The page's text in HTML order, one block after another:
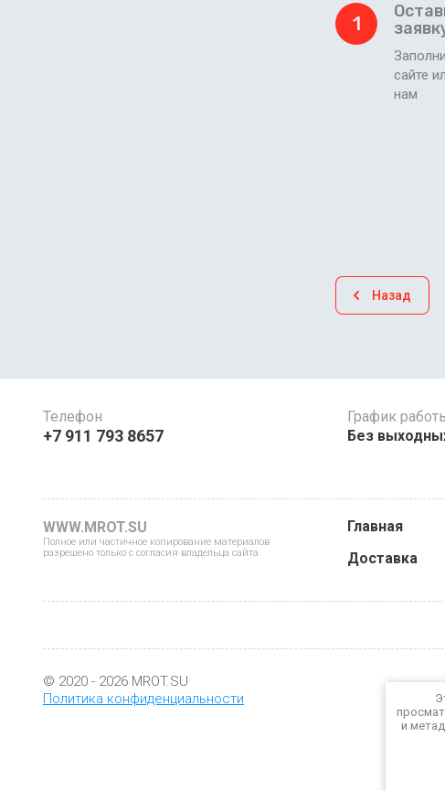
1
сайте
нам
Назад
Телефон
+7 911 793 8657
График
Без
WWW.MROT.SU
Полное или частичное копирование материалов
разрешено только с согласия владельца сайта
Главная
Доставка
© 2020 - 2026 MROT.SU
Политика конфиденциальности
и